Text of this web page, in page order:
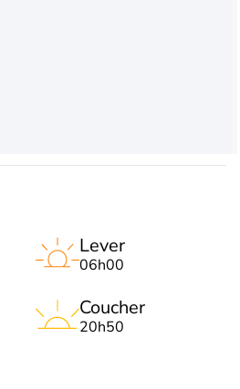
Lever
06h00
Coucher
20h50